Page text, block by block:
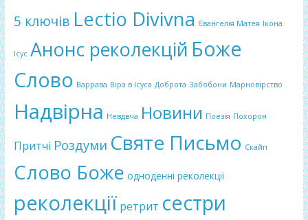
5 ключів Lectio Divivna Євангелія Матея Ікона
Ісус Анонс реколекцій Боже
Слово Варрава Віра в Ісуса Доброта Забобони Марновірство
Надвірна Невдвча Новини Поезія Похорон
Притчі Роздуми Святе Письмо Скайп
Слово Боже одноденні реколекції
реколекції ретрит сестри